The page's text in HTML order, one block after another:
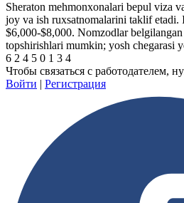
Sheraton mehmonxonalari bepul viza
joy va ish ruxsatnomalarini taklif etadi.
$6,000-$8,000. Nomzodlar
topshirishlari mumkin; yosh chegarasi
6 2 4 5 0 1 3 4
Чтобы связаться с работодателем,
Войти | Регистрация